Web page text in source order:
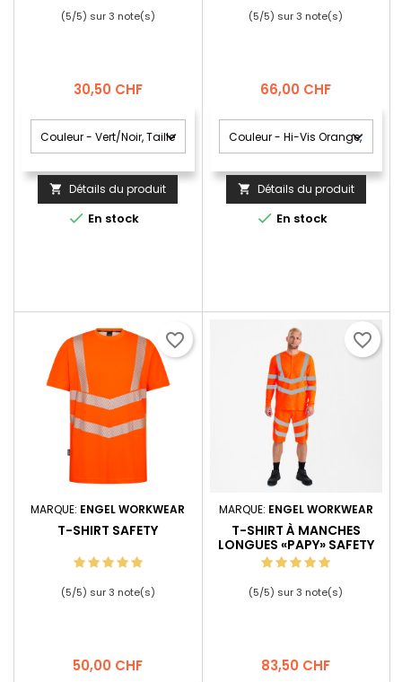
(5/5) sur3 note(s)
Prix
30,50 CHF
 Détails du produit
 En stock
(5/5) sur3 note(s)
Prix
66,00 CHF
 Détails du produit
 En stock
MARQUE: ENGEL WORKWEAR
T-SHIRT SAFETY
(5/5) sur3 note(s)
Prix
50,00 CHF
favorite_border
MARQUE: ENGEL WORKWEAR
T-SHIRT À MANCHES
LONGUES «PAPY» SAFETY
(5/5) sur3 note(s)
Prix
83,50 CHF
favorite_border